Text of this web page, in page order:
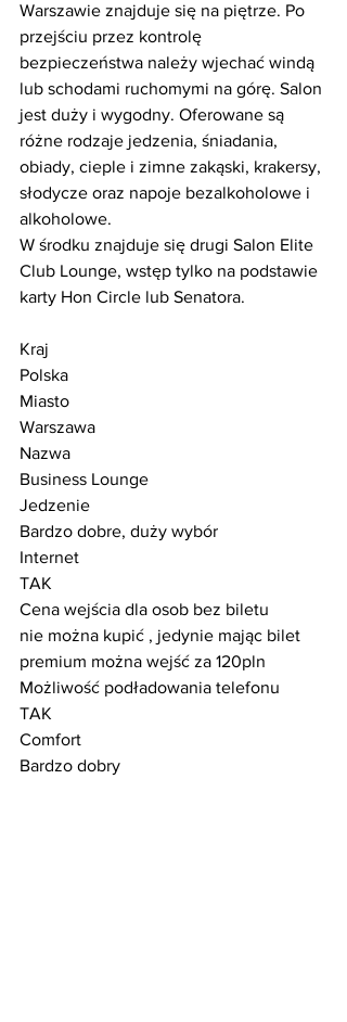
Warszawie znajduje się na piętrze. Po
przejściu przez kontrolę
bezpieczeństwa należy wjechać windą
lub schodami ruchomymi na górę. Salon
jest duży i wygodny. Oferowane są
różne rodzaje jedzenia, śniadania,
obiady, cieple i zimne zakąski, krakersy,
słodycze oraz napoje bezalkoholowe i
alkoholowe.
W środku znajduje się drugi Salon Elite
Club Lounge, wstęp tylko na podstawie
karty Hon Circle lub Senatora.
Kraj
Polska
Miasto
Warszawa
Nazwa
Business Lounge
Jedzenie
Bardzo dobre, duży wybór
Internet
TAK
Cena wejścia dla osob bez biletu
nie można kupić , jedynie mając bilet
premium można wejść za 120pln
Możliwość podładowania telefonu
TAK
Comfort
Bardzo dobry